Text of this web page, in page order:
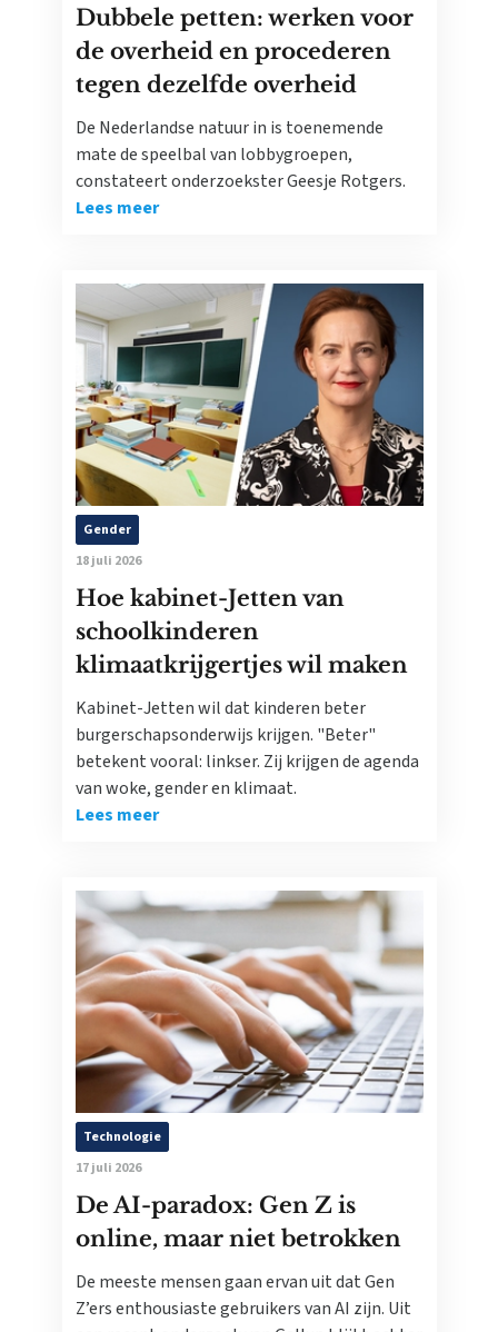
Dubbele petten: werken voor
de overheid en procederen
tegen dezelfde overheid
De Nederlandse natuur in is toenemende
mate de speelbal van lobbygroepen,
constateert onderzoekster Geesje Rotgers.
Lees meer
Gender
18 juli 2026
Hoe kabinet-Jetten van
schoolkinderen
klimaatkrijgertjes wil maken
Kabinet-Jetten wil dat kinderen beter
burgerschapsonderwijs krijgen. "Beter"
betekent vooral: linkser. Zij krijgen de agenda
van woke, gender en klimaat.
Lees meer
Technologie
17 juli 2026
De AI-paradox: Gen Z is
online, maar niet betrokken
De meeste mensen gaan ervan uit dat Gen
Z’ers enthousiaste gebruikers van AI zijn. Uit